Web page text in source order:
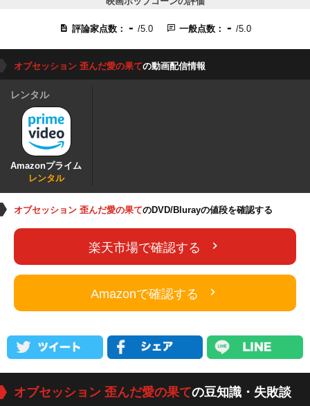
評論家点数： - /5.0 一般点数： - /5.0
オブセッション 歪んだ愛の果ての動画配信情報
レンタル
Amazonプライム
レンタル
オブセッション 歪んだ愛の果てのDVD/Blurayの値段を確認する
楽天市場で確認する
Amazonで確認する
オブセッション 歪んだ愛の果ての豆知識・失敗談